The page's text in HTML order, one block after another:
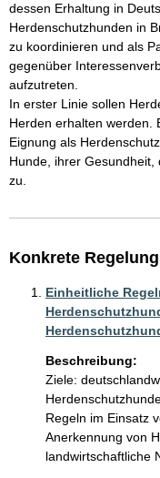
dessen Erhaltung in
Herdenschutzhunden in
zu koordinieren und als
gegenüber
aufzutreten.
In erster Linie sollen
Herden erhalten werden.
Eignung als
Hunde, ihrer
zu.
Konkrete
Einheitliche
Beschreibung:
Ziele:
Regeln im Einsatz
Anerkennung von
landwirtschaftliche